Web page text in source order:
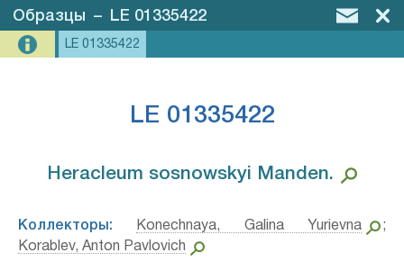
Образцы – LE 01335422
LE 01335422
LE 01335422
Heracleum sosnowskyi Manden.⁣
Коллекторы: Konechnaya, Galina Yurievna
;
Korablev, Anton Pavlovich